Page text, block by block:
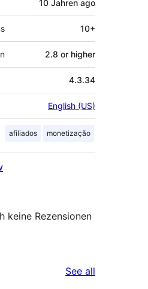
10 Jahren ago
10+
2.8 or higher
4.3.34
English (US)
afiliados monetização
keine Rezensionen
See all